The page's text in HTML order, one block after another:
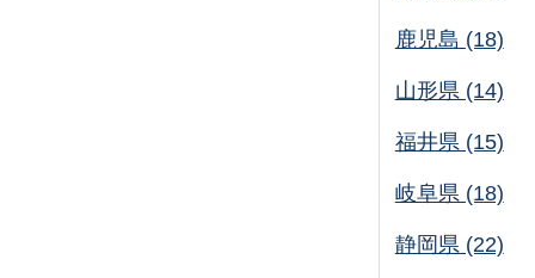
鹿児島 (18)
山形県 (14)
福井県 (15)
岐阜県 (18)
静岡県 (22)